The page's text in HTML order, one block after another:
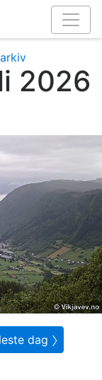
2026
dag 〉